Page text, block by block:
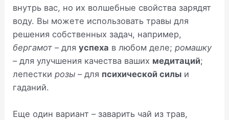
внутрь вас, но их волшебные свойства зарядят
воду. Вы можете использовать травы для
решения собственных задач, например,
бергамот – дляуспеха в любом деле; ромашку
– для улучшения качества ваших медитаций;
лепесткирозы – для психической силы и
гаданий.
Еще один вариант – заварить чай из трав,